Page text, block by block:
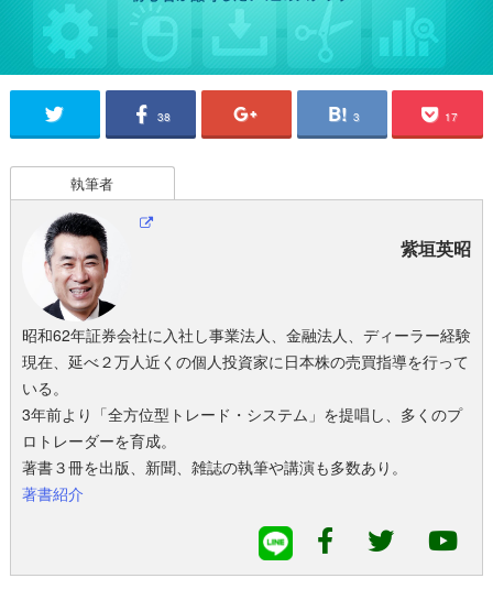
38 3 17
執筆者
紫垣英昭
昭和62年証券会社に入社し事業法人、金融法人、ディーラー経験
現在、延べ２万人近くの個人投資家に日本株の売買指導を行って
いる。
3年前より「全方位型トレード・システム」を提唱し、多くのプ
ロトレーダーを育成。
著書３冊を出版、新聞、雑誌の執筆や講演も多数あり。
著書紹介